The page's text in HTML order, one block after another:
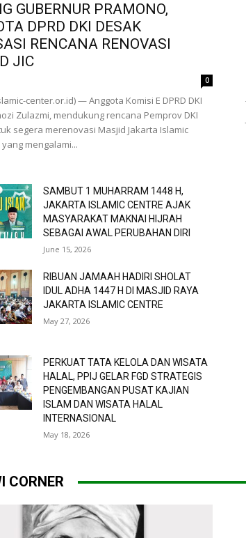
GUBERNUR PRAMONO,
DPRD DKI DESAK
RENCANA RENOVASI
JIC
0
center.or.id) — Anggota Komisi E DPRD DKI
Zulazmi, mendukung rencana Pemprov DKI
segera merenovasi Masjid Jakarta Islamic
yang mengalami...
SAMBUT 1 MUHARRAM 1448 H,
JAKARTA ISLAMIC CENTRE AJAK
MASYARAKAT MAKNAI HIJRAH
SEBAGAI AWAL PERUBAHAN DIRI
June 15, 2026
RIBUAN JAMAAH HADIRI SHOLAT
IDUL ADHA 1447 H DI MASJID RAYA
JAKARTA ISLAMIC CENTRE
May 27, 2026
PERKUAT TATA KELOLA DAN WISATA
HALAL, PPIJ GELAR FGD STRATEGIS
PENGEMBANGAN PUSAT KAJIAN
ISLAM DAN WISATA HALAL
INTERNASIONAL
May 18, 2026
CORNER